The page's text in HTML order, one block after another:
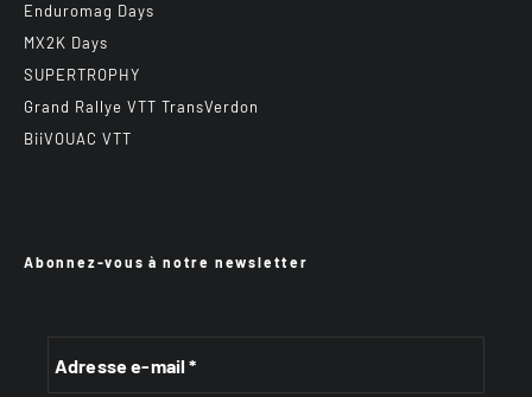
Enduromag Days
MX2K Days
SUPERTROPHY
Grand Rallye VTT TransVerdon
BiiVOUAC VTT
Abonnez-vous à notre newsletter